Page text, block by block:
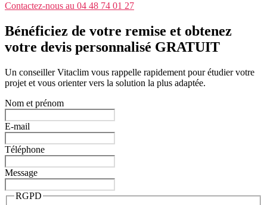
Contactez-nous au 04 48 74 01 27
Bénéficiez de votre remise et obtenez
votre devis personnalisé GRATUIT
Un conseiller Vitaclim vous rappelle rapidement pour étudier votre
projet et vous orienter vers la solution la plus adaptée.
Nom et prénom
E-mail
Téléphone
Message
RGPD